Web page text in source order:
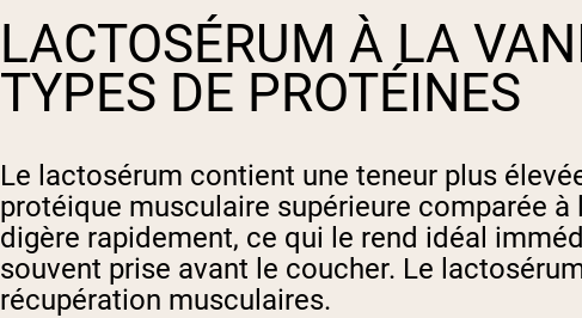
LACTOSÉRUM À LA
TYPES DE PROTÉINES
Le lactosérum contient une teneur plus
protéique musculaire supérieure comparée
digère rapidement, ce qui le rend idéal
souvent prise avant le coucher. Le
récupération musculaires.